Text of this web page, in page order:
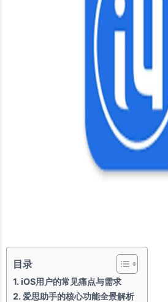
目录
iOS用户的常见痛点与需求
爱思助手的核心功能全景解析